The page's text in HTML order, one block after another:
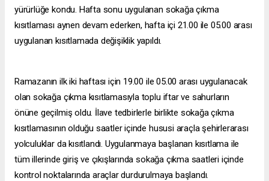
yürürlüğe kondu. Hafta sonu uygulanan sokağa çıkma
kısıtlaması aynen devam ederken, hafta içi 21.00 ile 05.00 arası
uygulanan kısıtlamada değişiklik yapıldı.
Ramazanın ilk iki haftası için 19.00 ile 05.00 arası uygulanacak
olan sokağa çıkma kısıtlamasıyla toplu iftar ve sahurların
önüne geçilmiş oldu. İlave tedbirlerle birlikte sokağa çıkma
kısıtlamasının olduğu saatler içinde hususi araçla şehirlerarası
yolculuklar da kısıtlandı. Uygulanmaya başlanan kısıtlama ile
tüm illerinde giriş ve çıkışlarında sokağa çıkma saatleri içinde
kontrol noktalarında araçlar durdurulmaya başlandı.